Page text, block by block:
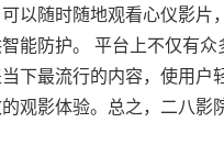
以随时随地观看心仪影片
能防护。 平台上不仅有
下最流行的内容，使用
观影体验。总之，二八影